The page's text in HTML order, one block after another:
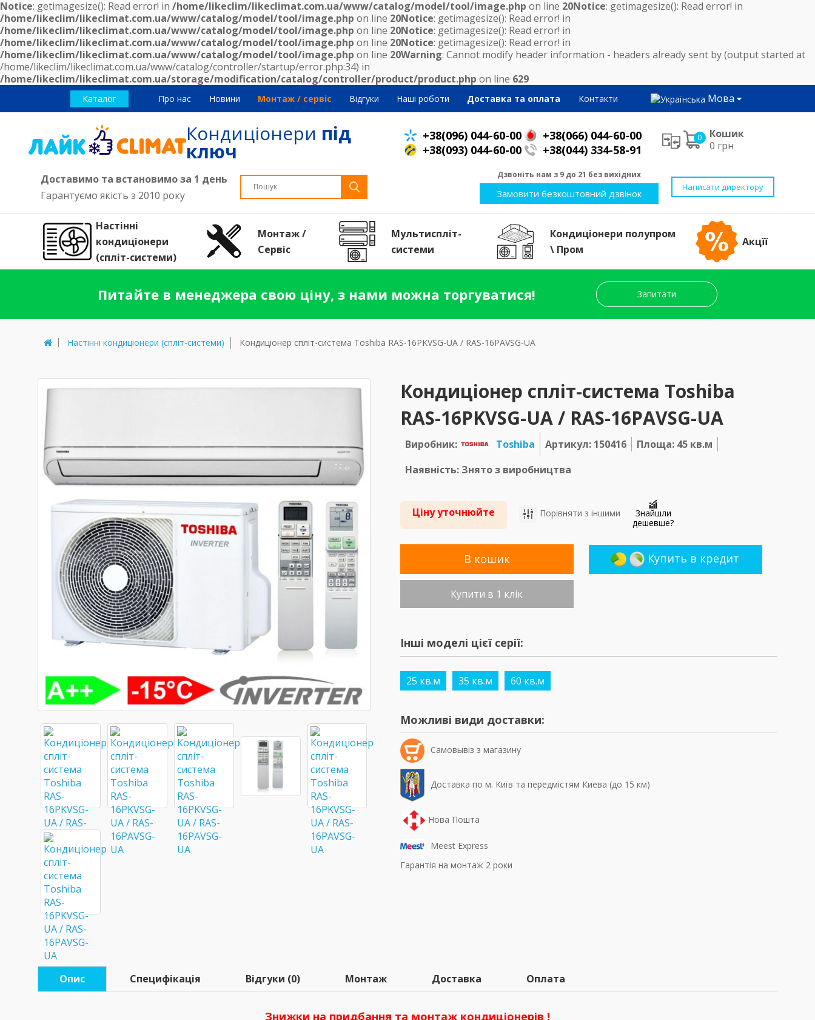
Notice: getimagesize(): Read error! in /home/likeclim/likeclimat.com.ua/www/catalog/model/tool/image.php on line 20Notice: getimagesize(): Read error! in
/home/likeclim/likeclimat.com.ua/www/catalog/model/tool/image.php on line 20Notice: getimagesize(): Read error! in
/home/likeclim/likeclimat.com.ua/www/catalog/model/tool/image.php on line 20Notice: getimagesize(): Read error! in
/home/likeclim/likeclimat.com.ua/www/catalog/model/tool/image.php on line 20Notice: getimagesize(): Read error! in
/home/likeclim/likeclimat.com.ua/www/catalog/model/tool/image.php on line 20Warning: Cannot modify header information - headers already sent by (output started at
/home/likeclim/likeclimat.com.ua/www/catalog/controller/startup/error.php:34) in
/home/likeclim/likeclimat.com.ua/storage/modification/catalog/controller/product/product.php on line 629
Каталог Про нас Новини Монтаж / сервіс Відгуки Наші роботи Доставка та оплата Контакти Мова
Кондиціонери під
ключ
+38(096) 044-60-00
+38(066) 044-60-00
+38(093) 044-60-00
+38(044) 334-58-91
0
Кошик
0 грн
Доставимо та встановимо за 1 день
Гарантуємо якість з 2010 року
Дзвоніть нам з 9 до 21 без вихідних
Замовити безкоштовний дзвінок
Написати директору
Настінні
кондиціонери
(спліт-системи)
Монтаж /
Сервiс
Мультиспліт-
системи
Кондиціонери полупром
\ Пром
Акцїї
Питайте в менеджера свою ціну, з нами можна торгуватися! Запитати
Настінні кондиціонери (спліт-системи) Кондиціонер спліт-система Toshiba RAS-16PKVSG-UA / RAS-16PAVSG-UA
Кондиціонер спліт-система Toshiba
RAS-16PKVSG-UA / RAS-16PAVSG-UA
Виробник: Toshiba Артикул: 150416
Площа: 45 кв.м
Наявність: Знято з виробництва
Ціну уточнюйте Порівняти з іншими
Знайшли
дешевше?
В кошик Купить в кредит
Купити в 1 клік
Інші моделі цієї серії:
25 кв.м 35 кв.м 60 кв.м
Можливі види доставки:
Самовывiз з магазину
Доставка по м. Київ та передмістям Киева (до 15 км)
Нова Пошта
Meest Express
Гарантія на монтаж 2 роки
Опис Специфікація Відгуки (0) Монтаж Доставка Оплата
Знижки на придбання та монтаж кондиціонерів !